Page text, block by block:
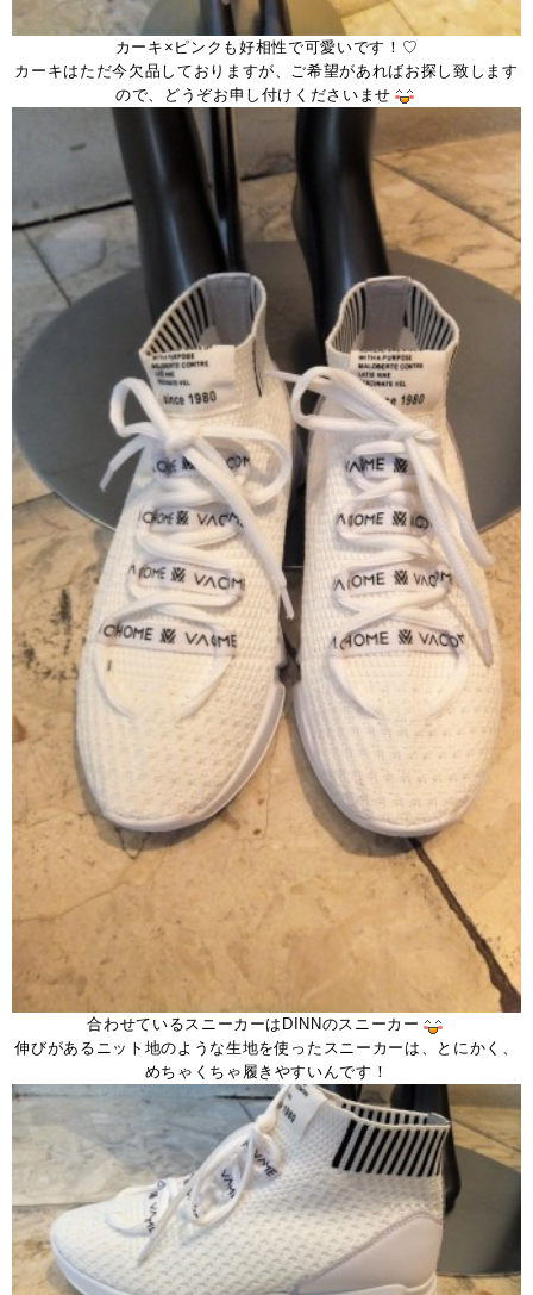
カーキ×ピンクも好相性で可愛いです！♡
カーキはただ今欠品しておりますが、ご希望があればお探し致します
ので、どうぞお申し付けくださいませ
合わせているスニーカーはDINNのスニーカー
伸びがあるニット地のような生地を使ったスニーカーは、とにかく、
めちゃくちゃ履きやすいんです！